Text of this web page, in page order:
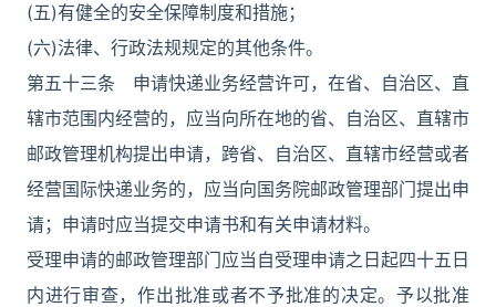
(五)有健全的安全保障制度和措施；
(六)法律、行政法规规定的其他条件。
第五十三条 申请快递业务经营许可，在省、自治区、直
辖市范围内经营的，应当向所在地的省、自治区、直辖市
邮政管理机构提出申请，跨省、自治区、直辖市经营或者
经营国际快递业务的，应当向国务院邮政管理部门提出申
请；申请时应当提交申请书和有关申请材料。
受理申请的邮政管理部门应当自受理申请之日起四十五日
内进行审查，作出批准或者不予批准的决定。予以批准